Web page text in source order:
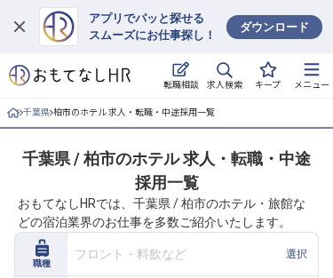
アプリでパッと探せる
スムーズにお仕事探し！
ダウンロード
転職相談 求人検索 キープ メニュー
ログイン
求人・施設を探す
就職・転職 合同説明会
おもてなしHRについて
ご利用の流れ
千葉県 柏市のホテル 求人・転職・中途採用一覧
千葉県 / 柏市のホテル 求人・転職・中途
採用一覧
おもてなしHRでは、千葉県 / 柏市のホテル・旅館な
どの宿泊業界のお仕事を多数ご紹介いたします。
職種
フロント・料飲など 選択